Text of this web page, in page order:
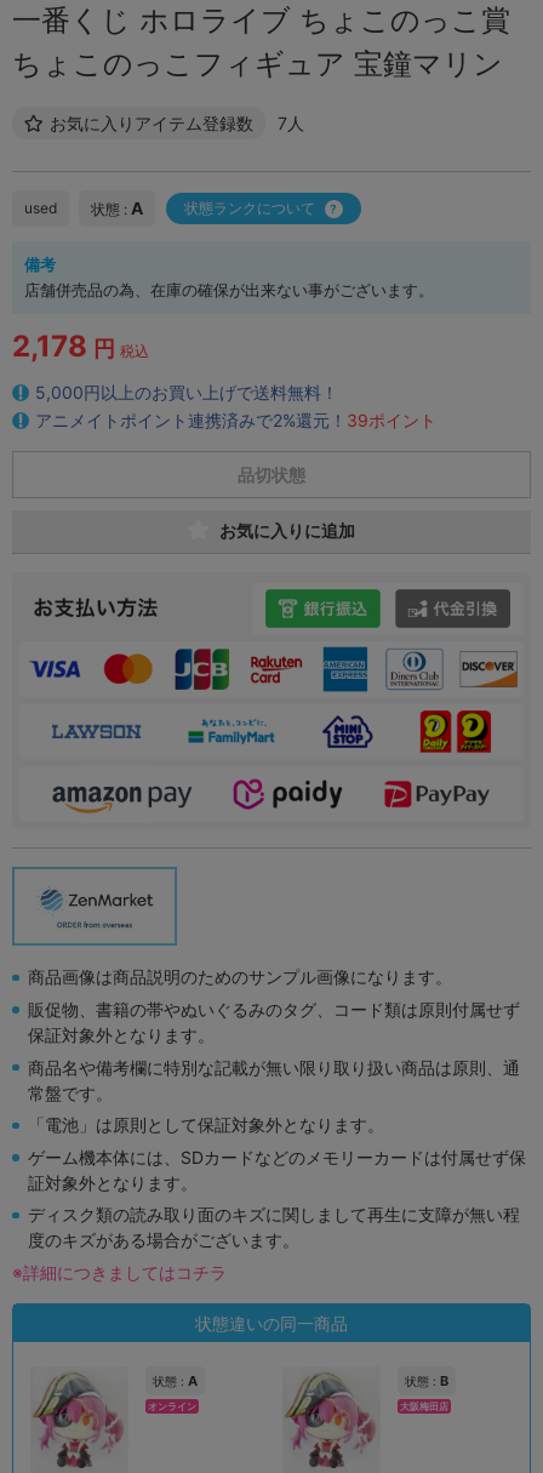
一番くじ ホロライブ ちょこのっこ賞
ちょこのっこフィギュア 宝鐘マリン
お気に入りアイテム登録数 7人
used 状態 : A 状態ランクについて
備考
店舗併売品の為、在庫の確保が出来ない事がございます。
2,178 円 税込
5,000円以上のお買い上げで送料無料！
アニメイトポイント連携済みで2%還元！ 39ポイント
品切状態
お気に入りに追加
商品画像は商品説明のためのサンプル画像になります。
販促物、書籍の帯やぬいぐるみのタグ、コード類は原則付属せず
保証対象外となります。
商品名や備考欄に特別な記載が無い限り取り扱い商品は原則、通
常盤です。
「電池」は原則として保証対象外となります。
ゲーム機本体には、SDカードなどのメモリーカードは付属せず保
証対象外となります。
ディスク類の読み取り面のキズに関しまして再生に支障が無い程
度のキズがある場合がございます。
※詳細につきましてはコチラ
状態違いの同一商品
状態 : A
オンライン
状態 : B
大阪梅田店